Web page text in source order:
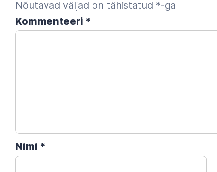
Nõutavad väljad on tähistatud *-ga
Kommenteeri *
Nimi *